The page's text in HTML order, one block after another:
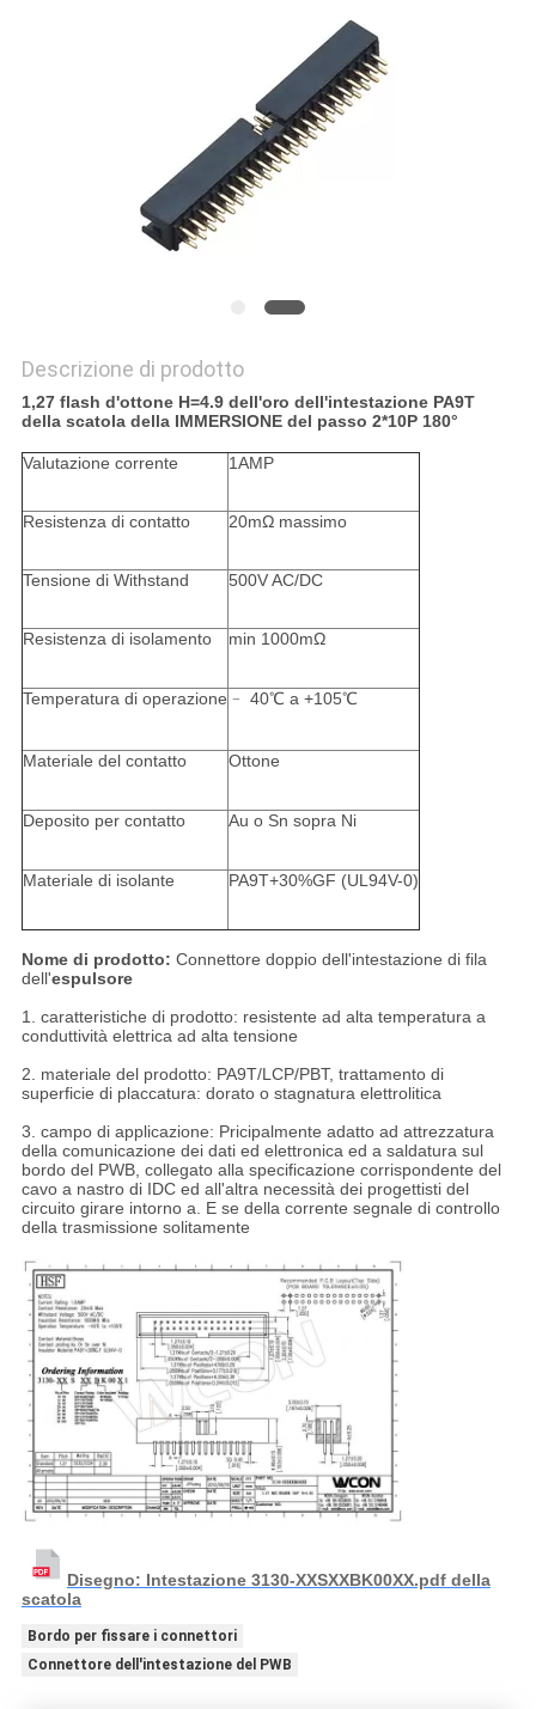
Descrizione di prodotto
1,27 flash d'ottone H=4.9 dell'oro dell'intestazione PA9T
della scatola della IMMERSIONE del passo 2*10P 180°
Valutazione corrente 1AMP
Resistenza di contatto 20mΩ massimo
Tensione di Withstand 500V AC/DC
Resistenza di isolamento min 1000mΩ
Temperatura di operazione ﹣ 40℃ a +105℃
Materiale del contatto Ottone
Deposito per contatto Au o Sn sopra Ni
Materiale di isolante PA9T+30%GF (UL94V-0)
Nome di prodotto: Connettore doppio dell'intestazione di fila
dell'espulsore
1. caratteristiche di prodotto: resistente ad alta temperatura a
conduttività elettrica ad alta tensione
2. materiale del prodotto: PA9T/LCP/PBT, trattamento di
superficie di placcatura: dorato o stagnatura elettrolitica
3. campo di applicazione: Pricipalmente adatto ad attrezzatura
della comunicazione dei dati ed elettronica ed a saldatura sul
bordo del PWB, collegato alla specificazione corrispondente del
cavo a nastro di IDC ed all'altra necessità dei progettisti del
circuito girare intorno a. E se della corrente segnale di controllo
della trasmissione solitamente
Disegno: Intestazione 3130-XXSXXBK00XX.pdf della
scatola
Bordo per fissare i connettori
Connettore dell'intestazione del PWB